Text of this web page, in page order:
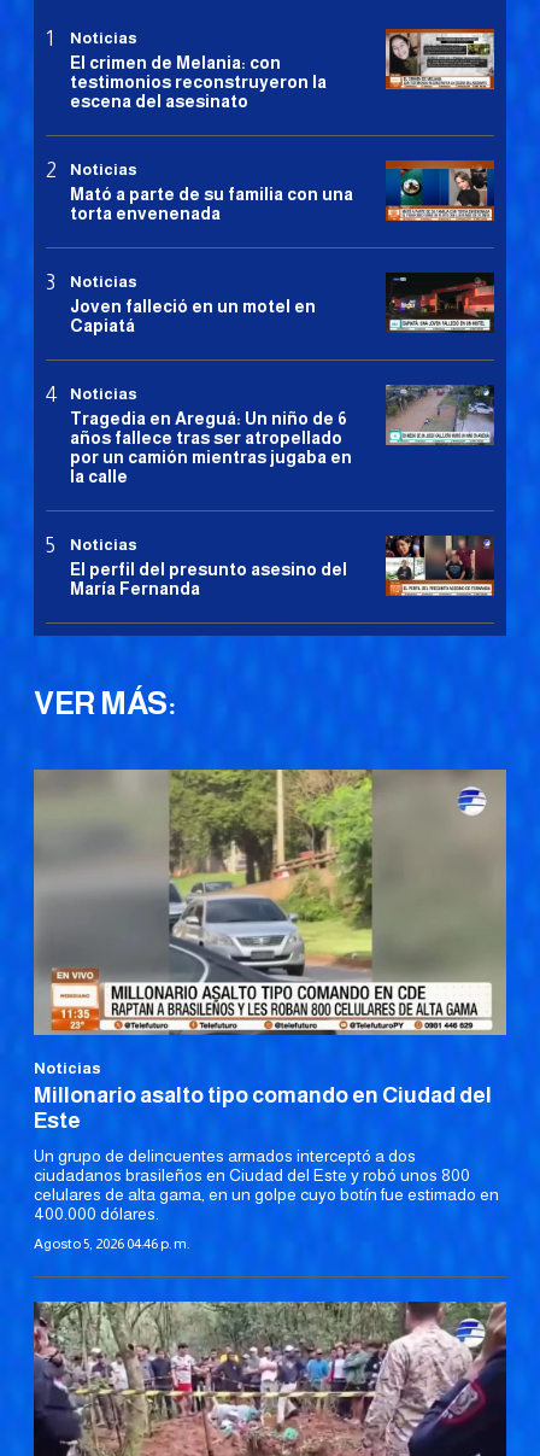
Noticias
El crimen de Melania: con
testimonios reconstruyeron la
escena del asesinato
Noticias
Mató a parte de su familia con una
torta envenenada
Noticias
Joven falleció en un motel en
Capiatá
Noticias
Tragedia en Areguá: Un niño de 6
años fallece tras ser atropellado
por un camión mientras jugaba en
la calle
Noticias
El perfil del presunto asesino del
María Fernanda
VER MÁS:
Noticias
Millonario asalto tipo comando en Ciudad del
Este
Un grupo de delincuentes armados interceptó a dos
ciudadanos brasileños en Ciudad del Este y robó unos 800
celulares de alta gama, en un golpe cuyo botín fue estimado en
400.000 dólares.
Agosto 5, 2026 04:46 p. m.